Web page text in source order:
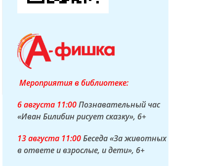
Мероприятия в библиотеке:
6 августа 11:00Познавательный час
«Иван Билибин рисует сказку», 6+
13 августа 11:00Беседа «За животных
в ответе и взрослые, и дети», 6+